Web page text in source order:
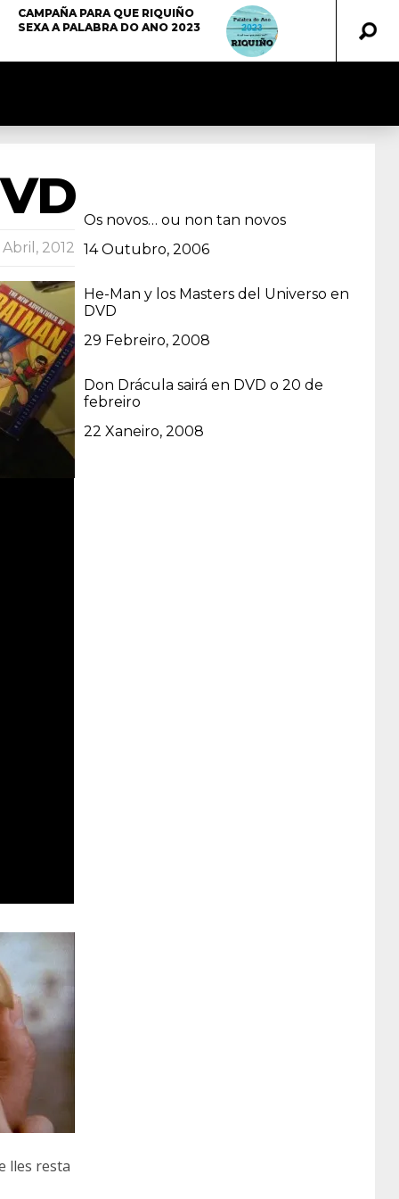
CAMPAÑA PARA QUE RIQUIÑO
SEXA A PALABRA DO ANO 2023
Abril, 2012
lles resta
Os novos… ou non tan novos
Data
14 Outubro, 2006
He-Man y los Masters del Universo en
DVD
Data
29 Febreiro, 2008
Don Drácula sairá en DVD o 20 de
febreiro
Data
22 Xaneiro, 2008